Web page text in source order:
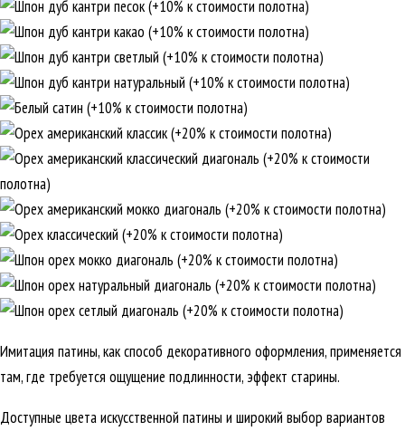
Имитация патины, как способ декоративного оформления, применяется
там, где требуется ощущение подлинности, эффект старины.
Доступные цвета искусственной патины и широкий выбор вариантов